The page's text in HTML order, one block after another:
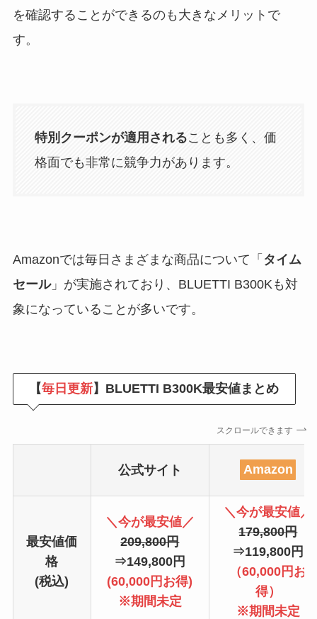
を確認することができるのも大きなメリットで
す。
特別クーポンが適用されることも多く、価
格面でも非常に競争力があります。
Amazonでは毎日さまざまな商品について「 タイム
セール」が実施されており、BLUETTI B300Kも対
象になっていることが多いです。
【毎日更新】BLUETTI B300K最安値まとめ
スクロールできます
公式サイト Amazon
最安値価
格
(税込)
＼今が最安値／
209,800円
⇒149,800円
(60,000円お得)
※期間未定
＼今が最安値／
179,800円
⇒119,800円
（60,000円お
得）
※期間未定